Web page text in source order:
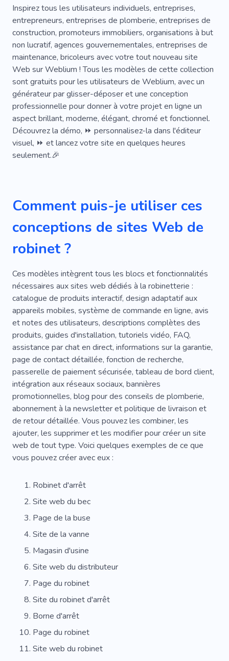
Couper Des Arbres
Géométrie
Déménagement
Meubles
Chaises
Chambre À Coucher
Salon
Design D'intérieur
Plat
Réparation
Salle De Bain
Cuisine
Spécialiste
Appartement
Inspirez tous les utilisateurs individuels, entreprises,
entrepreneurs, entreprises de plomberie, entreprises de
construction, promoteurs immobiliers, organisations à but
non lucratif, agences gouvernementales, entreprises de
maintenance, bricoleurs avec votre tout nouveau site
Web sur Weblium ! Tous les modèles de cette collection
sont gratuits pour les utilisateurs de Weblium, avec un
générateur par glisser-déposer et une conception
professionnelle pour donner à votre projet en ligne un
aspect brillant, moderne, élégant, chromé et fonctionnel.
Découvrez la démo, ⏩ personnalisez-la dans l'éditeur
visuel, ⏩ et lancez votre site en quelques heures
seulement.🎉
Comment puis-je utiliser ces
conceptions de sites Web de
robinet ?
Ces modèles intègrent tous les blocs et fonctionnalités
nécessaires aux sites web dédiés à la robinetterie :
catalogue de produits interactif, design adaptatif aux
appareils mobiles, système de commande en ligne, avis
et notes des utilisateurs, descriptions complètes des
produits, guides d'installation, tutoriels vidéo, FAQ,
assistance par chat en direct, informations sur la garantie,
page de contact détaillée, fonction de recherche,
passerelle de paiement sécurisée, tableau de bord client,
intégration aux réseaux sociaux, bannières
promotionnelles, blog pour des conseils de plomberie,
abonnement à la newsletter et politique de livraison et
de retour détaillée. Vous pouvez les combiner, les
ajouter, les supprimer et les modifier pour créer un site
web de tout type. Voici quelques exemples de ce que
vous pouvez créer avec eux :
Robinet d'arrêt
Site web du bec
Page de la buse
Site de la vanne
Magasin d'usine
Site web du distributeur
Page du robinet
Site du robinet d'arrêt
Borne d'arrêt
Page du robinet
Site web du robinet